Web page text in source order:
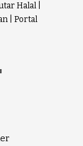
Halal
Portal